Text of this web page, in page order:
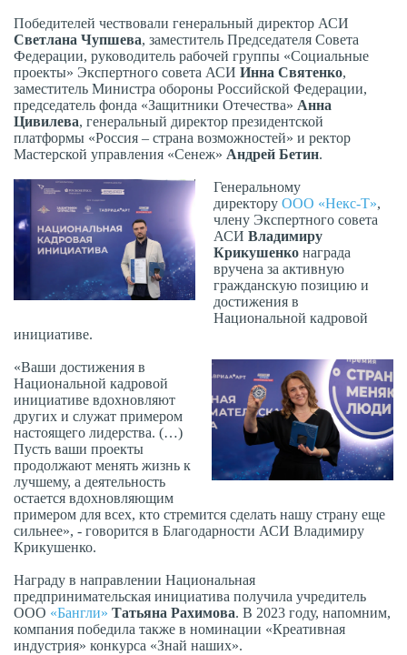
Победителей чествовали генеральный директор АСИ
Светлана Чупшева, заместитель Председателя Совета
Федерации, руководитель рабочей группы «Социальные
проекты» Экспертного совета АСИ Инна Святенко,
заместитель Министра обороны Российской Федерации,
председатель фонда «Защитники Отечества» Анна
Цивилева, генеральный директор президентской
платформы «Россия – страна возможностей» и ректор
Мастерской управления «Сенеж» Андрей Бетин.
Генеральному
директору ООО «Некс-Т»,
члену Экспертного совета
АСИ Владимиру
Крикушенко награда
вручена за активную
гражданскую позицию и
достижения в
Национальной кадровой
инициативе.
«Ваши достижения в
Национальной кадровой
инициативе вдохновляют
других и служат примером
настоящего лидерства. (…)
Пусть ваши проекты
продолжают менять жизнь к
лучшему, а деятельность
остается вдохновляющим
примером для всех, кто стремится сделать нашу страну еще
сильнее», - говорится в Благодарности АСИ Владимиру
Крикушенко.
Награду в направлении Национальная
предпринимательская инициатива получила учредитель
ООО «Бангли» Татьяна Рахимова. В 2023 году, напомним,
компания победила также в номинации «Креативная
индустрия» конкурса «Знай наших».